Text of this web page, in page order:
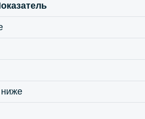
ниже